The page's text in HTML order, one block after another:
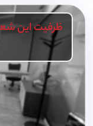
ظرفیت این